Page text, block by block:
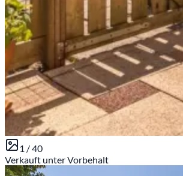
1 /40
Verkauft unter Vorbehalt